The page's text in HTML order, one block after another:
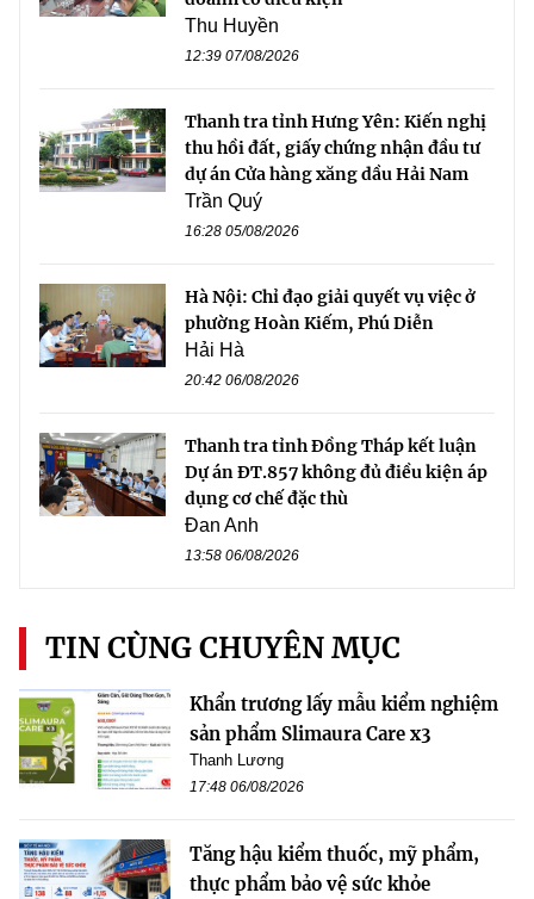
Thu Huyền
12:39 07/08/2026
Thanh tra tỉnh Hưng Yên: Kiến nghị
thu hồi đất, giấy chứng nhận đầu tư
dự án Cửa hàng xăng dầu Hải Nam
Trần Quý
16:28 05/08/2026
Hà Nội: Chỉ đạo giải quyết vụ việc ở
phường Hoàn Kiếm, Phú Diễn
Hải Hà
20:42 06/08/2026
Thanh tra tỉnh Đồng Tháp kết luận
Dự án ĐT.857 không đủ điều kiện áp
dụng cơ chế đặc thù
Đan Anh
13:58 06/08/2026
TIN CÙNG CHUYÊN MỤC
Khẩn trương lấy mẫu kiểm nghiệm
sản phẩm Slimaura Care x3
Thanh Lương
17:48 06/08/2026
Tăng hậu kiểm thuốc, mỹ phẩm,
thực phẩm bảo vệ sức khỏe